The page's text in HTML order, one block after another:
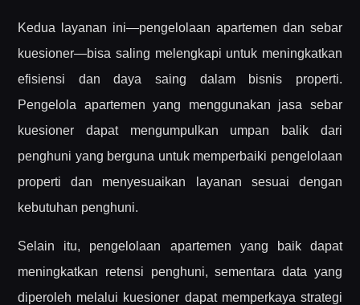
Kedua layanan ini—pengelolaan apartemen dan sebar
kuesioner—bisa saling melengkapi untuk meningkatkan
efisiensi dan daya saing dalam bisnis properti.
Pengelola apartemen yang menggunakan jasa sebar
kuesioner dapat mengumpulkan umpan balik dari
penghuni yang berguna untuk memperbaiki pengelolaan
properti dan menyesuaikan layanan sesuai dengan
kebutuhan penghuni.
Selain itu, pengelolaan apartemen yang baik dapat
meningkatkan retensi penghuni, sementara data yang
diperoleh melalui kuesioner dapat memperkaya strategi